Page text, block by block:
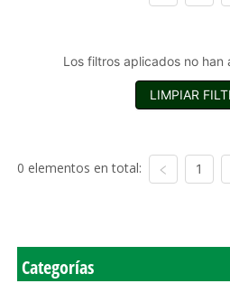
Los filtros aplicados no han
LIMPIAR
0 elementos en total: 1
Categorías